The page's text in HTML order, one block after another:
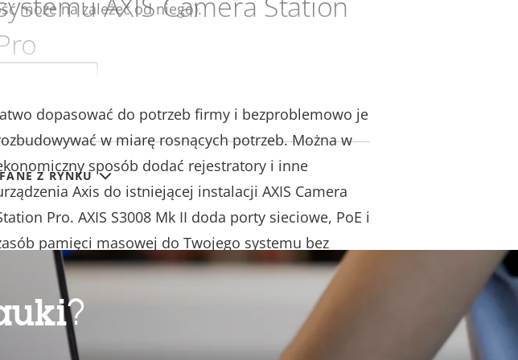
dopasować do potrzeb firmy i bezproblemowo je
w miarę rosnących potrzeb. Można w
sposób dodać rejestratory i inne
Axis do istniejącej instalacji AXIS Camera
Pro. AXIS S3008 Mk II doda porty sieciowe, PoE i
pamięci masowej do Twojego systemu bez
zwiększania obciążenia i konserwacji serwera,
zachowując jednocześnie żądany czas
Można także skalować systemy AXIS
Station Pro obejmujące wiele obiektów w
może na zależeć od niego).
Z RYNKU
?